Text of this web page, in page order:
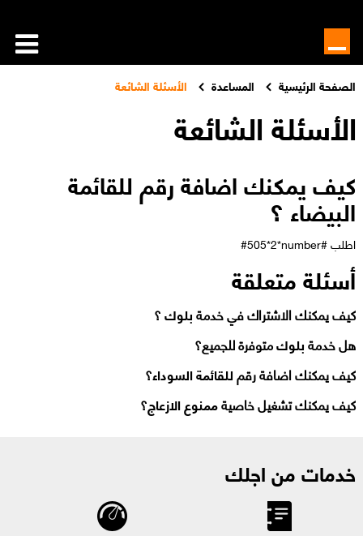
الصفحة الرئيسية المساعدة الأسئلة الشائعة
الأسئلة الشائعة
كيف يمكنك اضافة رقمللقائمة
البيضاء ؟
اطلب#505*2*number#
أسئلة متعلقة
كيف يمكنك الاشتراك في خدمةبلوك؟
هل خدمةبلوكمتوفرة للجميع؟
كيف يمكنك اضافة رقمللقائمة السوداء؟
كيف يمكنك تشغيل خاصيةممنوع الازعاج؟
خدمات من اجلك